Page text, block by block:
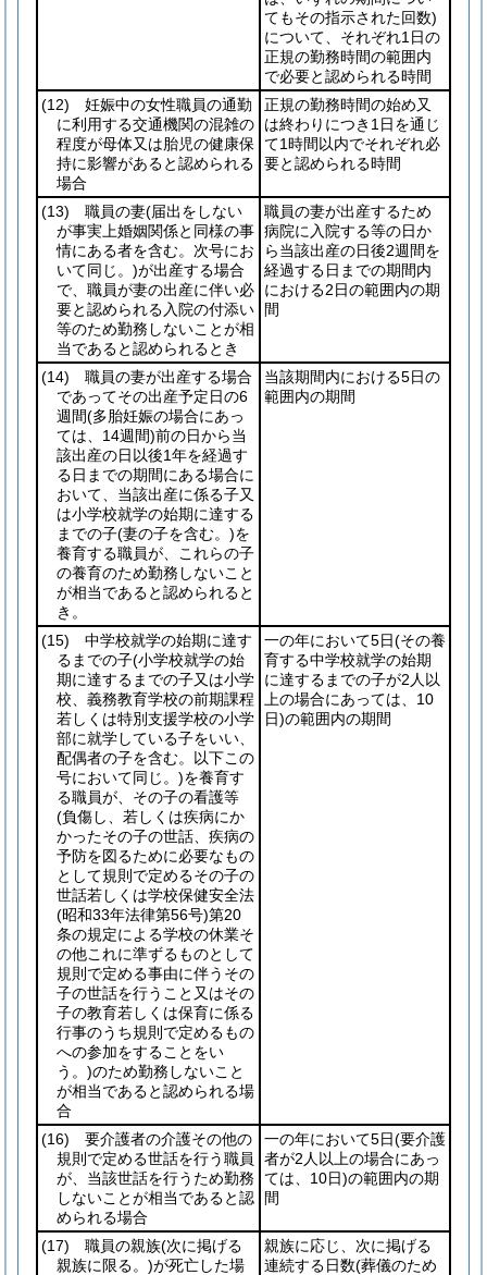
てもその指示された回数)
について、それぞれ1日の
正規の勤務時間の範囲内
で必要と認められる時間
(12) 妊娠中の女性職員の通勤
に利用する交通機関の混雑の
程度が母体又は胎児の健康保
持に影響があると認められる
場合
正規の勤務時間の始め又
は終わりにつき1日を通じ
て1時間以内でそれぞれ必
要と認められる時間
(13) 職員の妻(届出をしない
が事実上婚姻関係と同様の事
情にある者を含む。次号にお
いて同じ。)が出産する場合
で、職員が妻の出産に伴い必
要と認められる入院の付添い
等のため勤務しないことが相
当であると認められるとき
職員の妻が出産するため
病院に入院する等の日か
ら当該出産の日後2週間を
経過する日までの期間内
における2日の範囲内の期
間
(14) 職員の妻が出産する場合
であってその出産予定日の6
週間(多胎妊娠の場合にあっ
ては、14週間)前の日から当
該出産の日以後1年を経過す
る日までの期間にある場合に
おいて、当該出産に係る子又
は小学校就学の始期に達する
までの子(妻の子を含む。)を
養育する職員が、これらの子
の養育のため勤務しないこと
が相当であると認められると
き。
当該期間内における5日の
範囲内の期間
(15) 中学校就学の始期に達す
るまでの子(小学校就学の始
期に達するまでの子又は小学
校、義務教育学校の前期課程
若しくは特別支援学校の小学
部に就学している子をいい、
配偶者の子を含む。以下この
号において同じ。)を養育す
る職員が、その子の看護等
(負傷し、若しくは疾病にか
かったその子の世話、疾病の
予防を図るために必要なもの
として規則で定めるその子の
世話若しくは学校保健安全法
(昭和33年法律第56号)第20
条の規定による学校の休業そ
の他これに準ずるものとして
規則で定める事由に伴うその
子の世話を行うこと又はその
子の教育若しくは保育に係る
行事のうち規則で定めるもの
への参加をすることをい
う。)のため勤務しないこと
が相当であると認められる場
合
一の年において5日(その養
育する中学校就学の始期
に達するまでの子が2人以
上の場合にあっては、10
日)の範囲内の期間
(16) 要介護者の介護その他の
規則で定める世話を行う職員
が、当該世話を行うため勤務
しないことが相当であると認
められる場合
一の年において5日(要介護
者が2人以上の場合にあっ
ては、10日)の範囲内の期
間
(17) 職員の親族(次に掲げる
親族に限る。)が死亡した場
親族に応じ、次に掲げる
連続する日数(葬儀のため